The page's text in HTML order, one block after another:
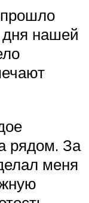
дня нашей
рядом. За
меня